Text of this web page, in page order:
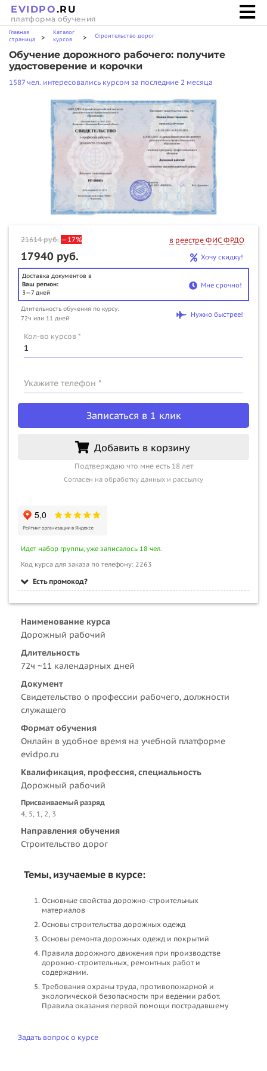
EVIDPO.RU
платформа обучения
Главная
страница
>
Каталог
курсов
> Строительство дорог
Обучение дорожного рабочего: получите
удостоверение и корочки
1587 чел. интересовались курсом за последние 2 месяца
21614руб. —17% в реестре ФИС ФРДО
17940 руб. Хочу скидку!
Доставка документов в
Ваш регион:
3—7 дней
Мне срочно!
Длительность обучения по курсу:
72ч или 11 дней
Нужно быстрее!
Кол-во курсов *
Укажите телефон *
Записаться в 1 клик
Добавить в корзину
Подтверждаю что мне есть 18 лет
Согласен на обработку данных и рассылку
Идет набор группы, уже записалось 18 чел.
Код курса для заказа по телефону: 2263
Есть промокод?
Наименование курса
Дорожный рабочий
Длительность
72ч ~11 календарных дней
Документ
Свидетельство о профессии рабочего, должности
служащего
Формат обучения
Онлайн в удобное время на учебной платформе
evidpo.ru
Квалификация, профессия, специальность
Дорожный рабочий
Присваиваемый разряд
4, 5, 1, 2, 3
Направления обучения
Строительство дорог
Темы, изучаемые в курсе:
Основные свойства дорожно-строительных
материалов
Основы строительства дорожных одежд
Основы ремонта дорожных одежд и покрытий
Правила дорожного движения при производстве
дорожно-строительных, ремонтных работ и
содержании.
Требования охраны труда, противопожарной и
экологической безопасности при ведении работ.
Правила оказания первой помощи пострадавшему
Задать вопрос о курсе